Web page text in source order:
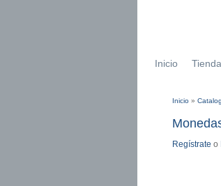
Inicio Tienda
Inicio »
Regístrate o